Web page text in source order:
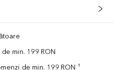
min. 199 RON
de min. 199 RON ¹